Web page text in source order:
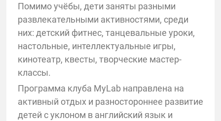
Помимо учёбы, дети заняты разными
развлекательными активностями, среди
них: детский фитнес, танцевальные уроки,
настольные, интеллектуальные игры,
кинотеатр, квесты, творческие мастер-
классы.
Программа клуба MyLab направлена на
активный отдых и разностороннее развитие
детей с уклоном в английский язык и